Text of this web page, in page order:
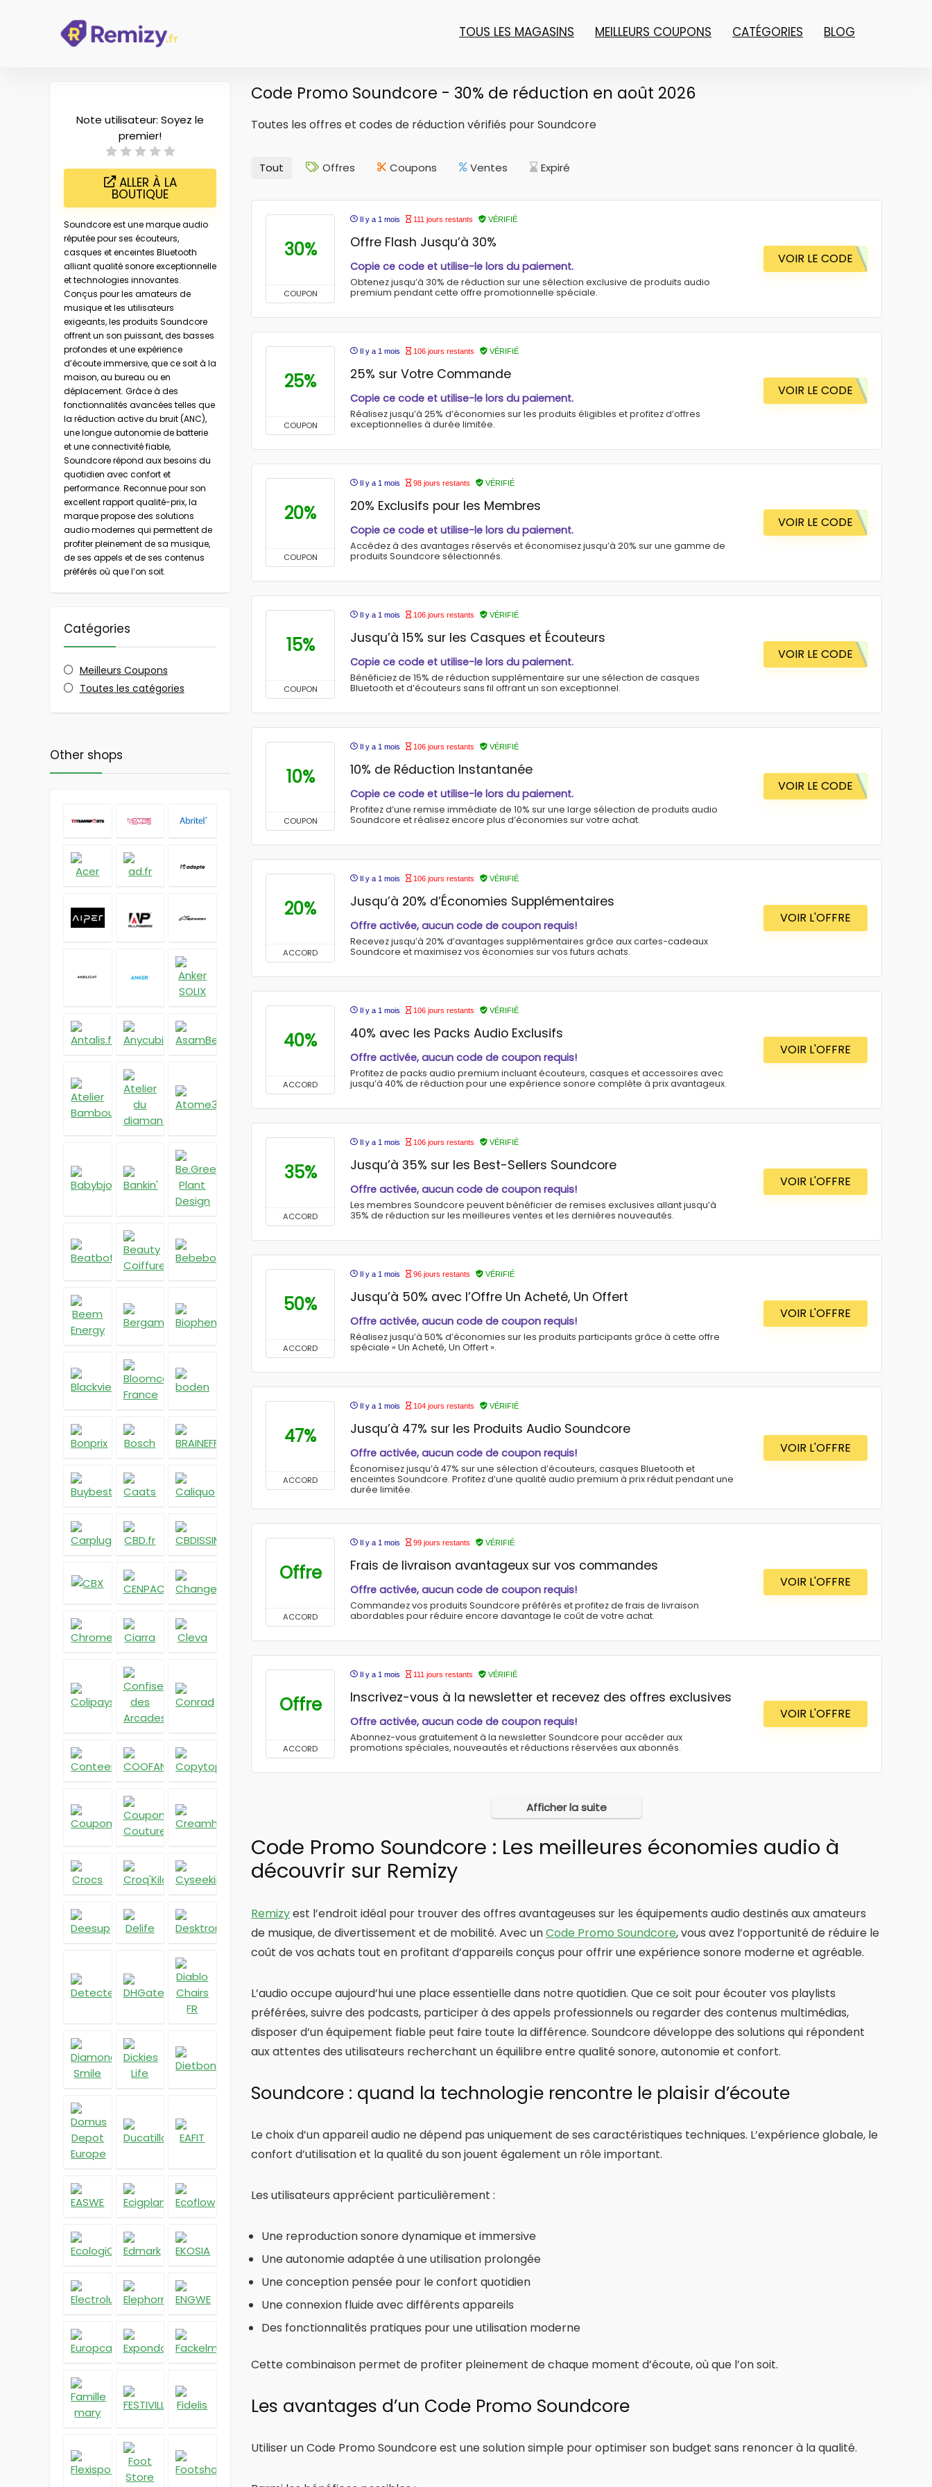
TOUS LES MAGASINS MEILLEURS COUPONS CATÉGORIES BLOG
Code Promo Soundcore - 30% de réduction en août 2026
Toutes les offres et codes de réduction vérifiés pour Soundcore
Note utilisateur: Soyez le
premier!
ALLER À LA
BOUTIQUE
Soundcore est une marque audio
réputée pour ses écouteurs,
casques et enceintes Bluetooth
alliant qualité sonore exceptionnelle
et technologies innovantes.
Conçus pour les amateurs de
musique et les utilisateurs
exigeants, les produits Soundcore
offrent un son puissant, des basses
profondes et une expérience
d’écoute immersive, que ce soit à la
maison, au bureau ou en
déplacement. Grâce à des
fonctionnalités avancées telles que
la réduction active du bruit (ANC),
une longue autonomie de batterie
et une connectivité fiable,
Soundcore répond aux besoins du
quotidien avec confort et
performance. Reconnue pour son
excellent rapport qualité-prix, la
marque propose des solutions
audio modernes qui permettent de
profiter pleinement de sa musique,
de ses appels et de ses contenus
préférés où que l’on soit.
Catégories
Meilleurs Coupons
Toutes les catégories
Tout Offres Coupons Ventes Expiré
30%
COUPON
Il y a 1 mois 111 jours restants VÉRIFIÉ
Offre Flash Jusqu’à 30%
Copie ce code et utilise-le lors du paiement.
Obtenez jusqu’à 30% de réduction sur une sélection exclusive de produits audio
premium pendant cette offre promotionnelle spéciale.
VOIR LE CODE
25%
COUPON
Il y a 1 mois 106 jours restants VÉRIFIÉ
25% sur Votre Commande
Copie ce code et utilise-le lors du paiement.
Réalisez jusqu’à 25% d’économies sur les produits éligibles et profitez d’offres
exceptionnelles à durée limitée.
VOIR LE CODE
20%
COUPON
Il y a 1 mois 98 jours restants VÉRIFIÉ
20% Exclusifs pour les Membres
Copie ce code et utilise-le lors du paiement.
Accédez à des avantages réservés et économisez jusqu’à 20% sur une gamme de
produits Soundcore sélectionnés.
VOIR LE CODE
15%
COUPON
Il y a 1 mois 106 jours restants VÉRIFIÉ
Jusqu’à 15% sur les Casques et Écouteurs
Copie ce code et utilise-le lors du paiement.
Bénéficiez de 15% de réduction supplémentaire sur une sélection de casques
Bluetooth et d’écouteurs sans fil offrant un son exceptionnel.
VOIR LE CODE
10%
COUPON
Il y a 1 mois 106 jours restants VÉRIFIÉ
10% de Réduction Instantanée
Copie ce code et utilise-le lors du paiement.
Profitez d’une remise immédiate de 10% sur une large sélection de produits audio
Soundcore et réalisez encore plus d’économies sur votre achat.
VOIR LE CODE
20%
ACCORD
Il y a 1 mois 106 jours restants VÉRIFIÉ
Jusqu’à 20% d’Économies Supplémentaires
Offre activée, aucun code de coupon requis!
Recevez jusqu’à 20% d’avantages supplémentaires grâce aux cartes-cadeaux
Soundcore et maximisez vos économies sur vos futurs achats.
VOIR L'OFFRE
40%
ACCORD
Il y a 1 mois 106 jours restants VÉRIFIÉ
40% avec les Packs Audio Exclusifs
Offre activée, aucun code de coupon requis!
Profitez de packs audio premium incluant écouteurs, casques et accessoires avec
jusqu’à 40% de réduction pour une expérience sonore complète à prix avantageux.
VOIR L'OFFRE
35%
ACCORD
Il y a 1 mois 106 jours restants VÉRIFIÉ
Jusqu’à 35% sur les Best-Sellers Soundcore
Offre activée, aucun code de coupon requis!
Les membres Soundcore peuvent bénéficier de remises exclusives allant jusqu’à
35% de réduction sur les meilleures ventes et les dernières nouveautés.
VOIR L'OFFRE
50%
ACCORD
Il y a 1 mois 96 jours restants VÉRIFIÉ
Jusqu’à 50% avec l’Offre Un Acheté, Un Offert
Offre activée, aucun code de coupon requis!
Réalisez jusqu’à 50% d’économies sur les produits participants grâce à cette offre
spéciale « Un Acheté, Un Offert ».
VOIR L'OFFRE
47%
ACCORD
Il y a 1 mois 104 jours restants VÉRIFIÉ
Jusqu’à 47% sur les Produits Audio Soundcore
Offre activée, aucun code de coupon requis!
Économisez jusqu’à 47% sur une sélection d’écouteurs, casques Bluetooth et
enceintes Soundcore. Profitez d’une qualité audio premium à prix réduit pendant une
durée limitée.
VOIR L'OFFRE
Offre
ACCORD
Il y a 1 mois 99 jours restants VÉRIFIÉ
Frais de livraison avantageux sur vos commandes
Offre activée, aucun code de coupon requis!
Commandez vos produits Soundcore préférés et profitez de frais de livraison
abordables pour réduire encore davantage le coût de votre achat.
VOIR L'OFFRE
Offre
ACCORD
Il y a 1 mois 111 jours restants VÉRIFIÉ
Inscrivez-vous à la newsletter et recevez des offres exclusives
Offre activée, aucun code de coupon requis!
Abonnez-vous gratuitement à la newsletter Soundcore pour accéder aux
promotions spéciales, nouveautés et réductions réservées aux abonnés.
VOIR L'OFFRE
Afficher la suite
Code Promo Soundcore : Les meilleures économies audio à
découvrir sur Remizy
Remizyest l’endroit idéal pour trouver des offres avantageuses sur les équipements audio destinés aux amateurs
de musique, de divertissement et de mobilité. Avec unCode Promo Soundcore, vous avez l’opportunité de réduire le
coût de vos achats tout en profitant d’appareils conçus pour offrir une expérience sonore moderne et agréable.
L’audio occupe aujourd’hui une place essentielle dans notre quotidien. Que ce soit pour écouter vos playlists
préférées, suivre des podcasts, participer à des appels professionnels ou regarder des contenus multimédias,
disposer d’un équipement fiable peut faire toute la différence. Soundcore développe des solutions qui répondent
aux attentes des utilisateurs recherchant un équilibre entre qualité sonore, autonomie et confort.
Soundcore : quand la technologie rencontre le plaisir d’écoute
Le choix d’un appareil audio ne dépend pas uniquement de ses caractéristiques techniques. L’expérience globale, le
confort d’utilisation et la qualité du son jouent également un rôle important.
Les utilisateurs apprécient particulièrement :
Une reproduction sonore dynamique et immersive
Une autonomie adaptée à une utilisation prolongée
Une conception pensée pour le confort quotidien
Une connexion fluide avec différents appareils
Des fonctionnalités pratiques pour une utilisation moderne
Cette combinaison permet de profiter pleinement de chaque moment d’écoute, où que l’on soit.
Les avantages d’un Code Promo Soundcore
Utiliser unCode Promo Soundcoreest une solution simple pour optimiser son budget sans renoncer à la qualité.
Other shops